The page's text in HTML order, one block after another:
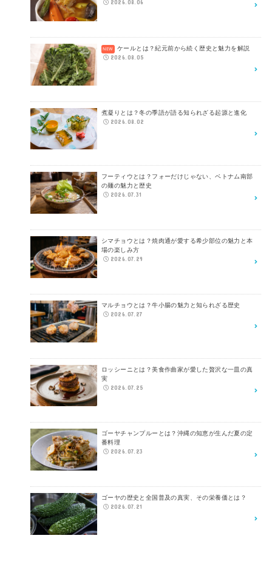
2026.08.06
ケールとは？紀元前から続く歴史と魅力を解説
2026.08.05
煮凝りとは？冬の季語が語る知られざる起源と進化
2026.08.02
フーティウとは？フォーだけじゃない、ベトナム南部
の麺の魅力と歴史
2026.07.31
シマチョウとは？焼肉通が愛する希少部位の魅力と本
場の楽しみ方
2026.07.29
マルチョウとは？牛小腸の魅力と知られざる歴史
2026.07.27
ロッシーニとは？美食作曲家が愛した贅沢な一皿の真
実
2026.07.25
ゴーヤチャンプルーとは？沖縄の知恵が生んだ夏の定
番料理
2026.07.23
ゴーヤの歴史と全国普及の真実、その栄養価とは？
2026.07.21